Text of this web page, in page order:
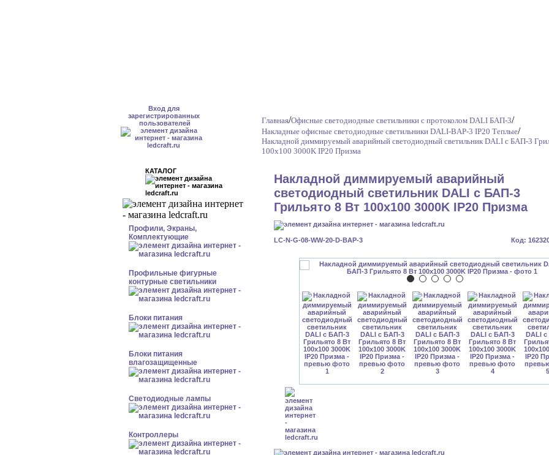
Вход для
зарегистрированных
пользователей
КАТАЛОГ
Профили, Экраны,
Комплектующие
Профильные фигурные
контурные светильники
Блоки питания
Блоки питания
влагозащищенные
Светодиодные лампы
Контроллеры
Главная/Офисные светодиодные светильники с протоколом DALI БАП-3/
Накладные офисные светодиодные светильники DALI-BAP-3 IP20 Теплые/
Накладной диммируемый аварийный светодиодный светильник DALI с БАП-3
100x100 3000K IP20 Призма
Накладной диммируемый аварийный
светодиодный светильник DALI с БАП-3
Грильято 8 Вт 100x100 3000K IP20 Призма
Код:
LC-N-G-08-WW-20-D-BAP-3